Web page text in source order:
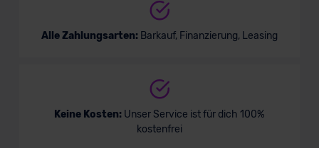
Alle Zahlungsarten: Barkauf, Finanzierung, Leasing
Keine Kosten: Unser Service ist für dich 100%
kostenfrei